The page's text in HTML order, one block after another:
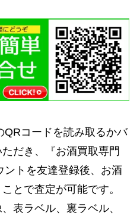
QRコードを読み取るかバ
だき、『お酒買取専門
ントを友達登録後、お酒
とで査定が可能です。
表ラベル、裏ラベル、